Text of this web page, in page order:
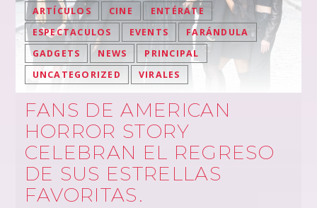
ARTÍCULOS CINE
ENTÉRATE
ESPECTACULOS
EVENTS
FARÁNDULA
GADGETS
NEWS
PRINCIPAL
UNCATEGORIZED
VIRALES
FANS DE AMERICAN
HORROR STORY
CELEBRAN EL REGRESO
DE SUS ESTRELLAS
FAVORITAS.